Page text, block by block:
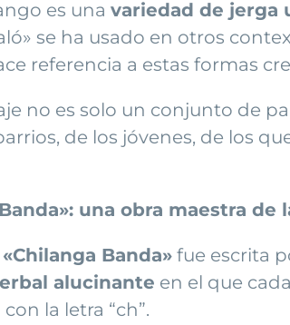
es una variedad de jerga
se ha usado en otros
referencia a estas formas
no es solo un conjunto de
de los jóvenes, de los
una obra maestra de
«Chilanga Banda» fue escrita
alucinante en el que
la letra “ch”.